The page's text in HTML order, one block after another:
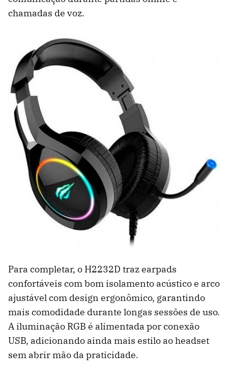
chamadas de voz.
Para completar, o H2232D traz earpads
confortáveis com bom isolamento acústico e arco
ajustável com design ergonômico, garantindo
mais comodidade durante longas sessões de uso.
A iluminação RGB é alimentada por conexão
USB, adicionando ainda mais estilo ao headset
sem abrir mão da praticidade.